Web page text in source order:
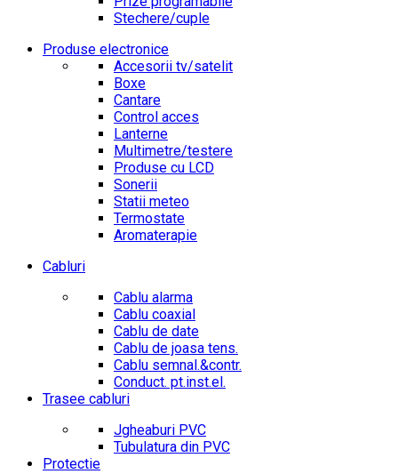
Stechere/cuple
Produse electronice
Accesorii tv/satelit
Boxe
Cantare
Control acces
Lanterne
Multimetre/testere
Produse cu LCD
Sonerii
Statii meteo
Termostate
Aromaterapie
Cabluri
Cablu alarma
Cablu coaxial
Cablu de date
Cablu de joasa tens.
Cablu semnal.&contr.
Conduct. pt.inst.el.
Trasee cabluri
Jgheaburi PVC
Tubulatura din PVC
Protectie